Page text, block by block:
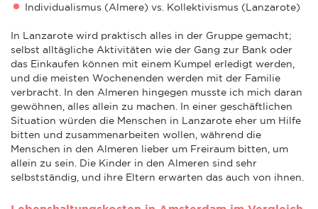
Individualismus (Almere) vs. Kollektivismus (Lanzarote)
In Lanzarote wird praktisch alles in der Gruppe gemacht;
selbst alltägliche Aktivitäten wie der Gang zur Bank oder
das Einkaufen können mit einem Kumpel erledigt werden,
und die meisten Wochenenden werden mit der Familie
verbracht. In den Almeren hingegen musste ich mich daran
gewöhnen, alles allein zu machen. In einer geschäftlichen
Situation würden die Menschen in Lanzarote eher um Hilfe
bitten und zusammenarbeiten wollen, während die
Menschen in den Almeren lieber um Freiraum bitten, um
allein zu sein. Die Kinder in den Almeren sind sehr
selbstständig, und ihre Eltern erwarten das auch von ihnen.